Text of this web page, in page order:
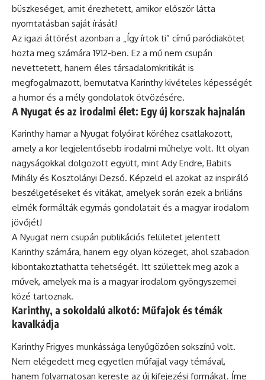
büszkeséget, amit érezhetett, amikor először látta
nyomtatásban saját írását!
Az igazi áttörést azonban a „Így írtok ti” című paródiakötet
hozta meg számára 1912-ben. Ez a mű nem csupán
nevettetett, hanem éles társadalomkritikát is
megfogalmazott, bemutatva Karinthy kivételes képességét
a humor és a mély gondolatok ötvözésére.
A Nyugat és az irodalmi élet: Egy új korszak hajnalán
Karinthy hamar a Nyugat folyóirat köréhez csatlakozott,
amely a kor legjelentősebb irodalmi műhelye volt. Itt olyan
nagyságokkal dolgozott együtt, mint Ady Endre, Babits
Mihály és Kosztolányi Dezső. Képzeld el azokat az inspiráló
beszélgetéseket és vitákat, amelyek során ezek a briliáns
elmék formálták egymás gondolatait és a magyar irodalom
jövőjét!
A Nyugat nem csupán publikációs felületet jelentett
Karinthy számára, hanem egy olyan közeget, ahol szabadon
kibontakoztathatta tehetségét. Itt születtek meg azok a
művek, amelyek ma is a magyar irodalom gyöngyszemei
közé tartoznak.
Karinthy, a sokoldalú alkotó: Műfajok és témák
kavalkádja
Karinthy Frigyes munkássága lenyűgözően sokszínű volt.
Nem elégedett meg egyetlen műfajjal vagy témával,
hanem folyamatosan kereste az új kifejezési formákat. Íme